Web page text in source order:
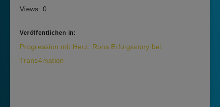
Views: 0
Veröffentlichen in:
Beitragsnavigation
Progression mit Herz: Rons Erfolgsstory bei
Trans4mation